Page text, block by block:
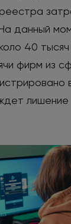
данный
40 тысяч
фирм из
лишение